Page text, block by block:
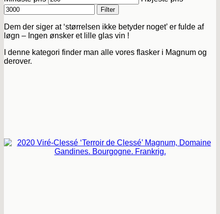
Filter
Dem der siger at ‘størrelsen ikke betyder noget’ er fulde af
løgn – Ingen ønsker et lille glas vin !
I denne kategori finder man alle vores flasker i Magnum og
derover.